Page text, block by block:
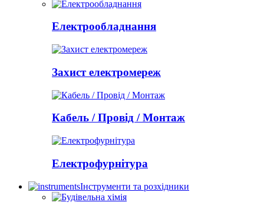
Електрообладнання
Захист електромереж
Кабель / Провід / Монтаж
Електрофурнітура
Інструменти та розхідники